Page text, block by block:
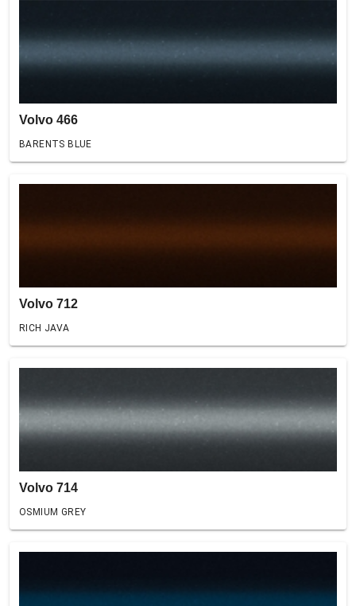
Volvo 466
BARENTS BLUE
Volvo 712
RICH JAVA
Volvo 714
OSMIUM GREY